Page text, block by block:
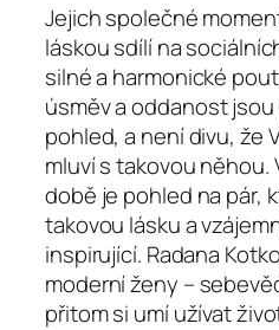
Jejich společné
láskou sdílí na
silné a harmonické
úsměv a oddanost
pohled, a není divu, že
mluví s takovou
době je pohled na pár,
takovou lásku a
inspirující. Radana
moderní ženy –
přitom si umí užívat